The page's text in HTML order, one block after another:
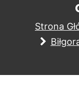
Strona